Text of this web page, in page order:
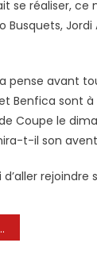
se réaliser,
Busquets,
pense avant
Benfica sont
Coupe le
t-il son
rejoindre